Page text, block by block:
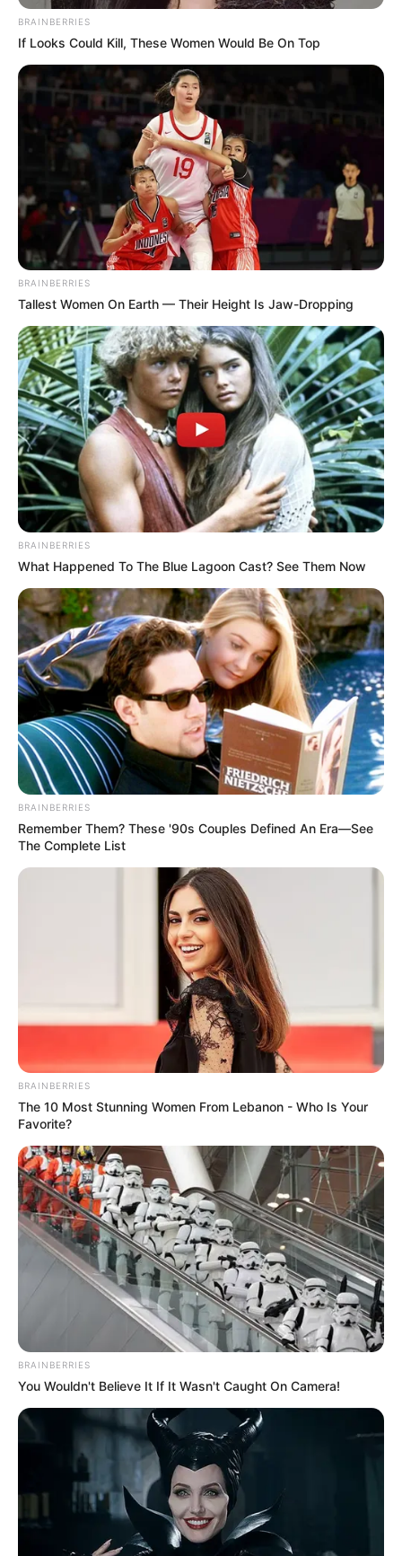
BRAINBERRIES
If Looks Could Kill, These Women Would Be On Top
BRAINBERRIES
Tallest Women On Earth — Their Height Is Jaw-Dropping
BRAINBERRIES
What Happened To The Blue Lagoon Cast? See Them Now
BRAINBERRIES
Remember Them? These '90s Couples Defined An Era—See
The Complete List
BRAINBERRIES
The 10 Most Stunning Women From Lebanon - Who Is Your
Favorite?
BRAINBERRIES
You Wouldn't Believe It If It Wasn't Caught On Camera!